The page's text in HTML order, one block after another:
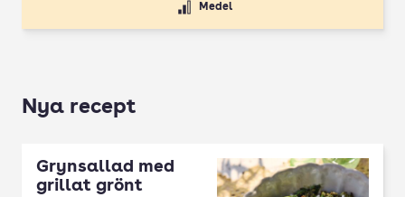
Medel
Nya recept
Grynsallad med
grillat grönt